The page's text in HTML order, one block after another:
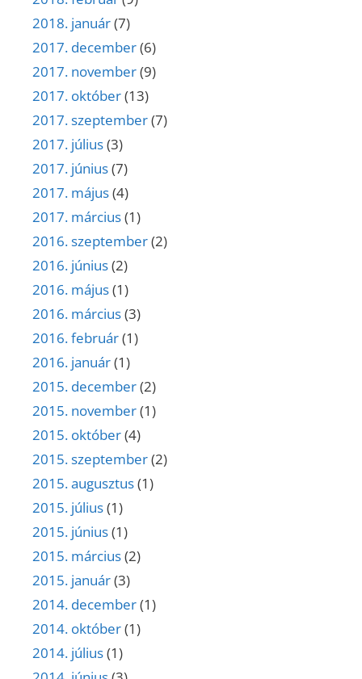
2018. január(7)
2017. december(6)
2017. november(9)
2017. október(13)
2017. szeptember(7)
2017. július(3)
2017. június(7)
2017. május(4)
2017. március(1)
2016. szeptember(2)
2016. június(2)
2016. május(1)
2016. március(3)
2016. február(1)
2016. január(1)
2015. december(2)
2015. november(1)
2015. október(4)
2015. szeptember(2)
2015. augusztus(1)
2015. július(1)
2015. június(1)
2015. március(2)
2015. január(3)
2014. december(1)
2014. október(1)
2014. július(1)